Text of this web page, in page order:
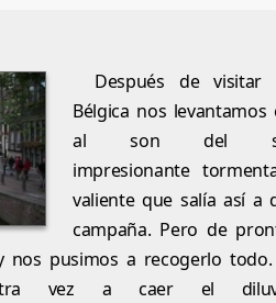
Después de
Bélgica nos
al son del
impresionante
valiente que salía así a
campaña. Pero de
nos pusimos a recogerlo
vez a caer el